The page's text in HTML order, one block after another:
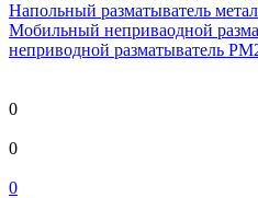
Напольный разматыватель
Мобильный непривaодной
неприводной разматыватель
0
0
0